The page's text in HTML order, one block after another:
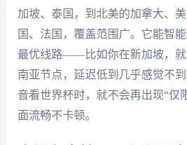
加坡、泰国，到北美的加拿大、
国、法国，覆盖范围广。它能智
最优线路——比如你在新加坡，就
南亚节点，延迟低到几乎感觉不
音看世界杯时，就不会再出现“仅
面流畅不卡顿。